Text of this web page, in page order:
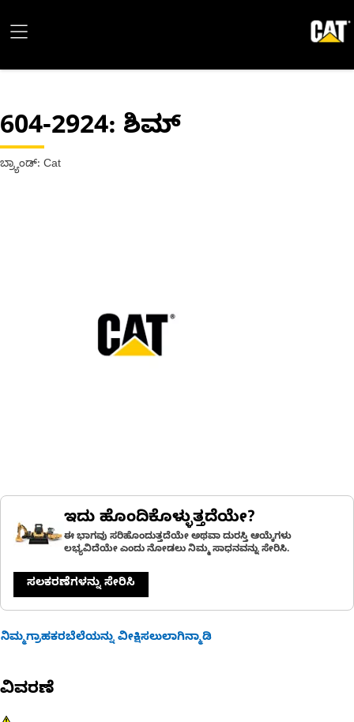
604-2924: ಶಿಮ್
ಬ್ರ್ಯಾಂಡ್: Cat
ಇದು ಹೊಂದಿಕೊಳ್ಳುತ್ತದೆಯೇ?
ಈ ಭಾಗವು ಸರಿಹೊಂದುತ್ತದೆಯೇ ಅಥವಾ ದುರಸ್ತಿ ಆಯ್ಕೆಗಳು
ಲಭ್ಯವಿದೆಯೇ ಎಂದು ನೋಡಲು ನಿಮ್ಮ ಸಾಧನವನ್ನು ಸೇರಿಸಿ.
ಸಲಕರಣೆಗಳನ್ನು ಸೇರಿಸಿ
ನಿಮ್ಮಗ್ರಾಹಕರಬೆಲೆಯನ್ನು ವೀಕ್ಷಿಸಲುಲಾಗಿನ್ಮಾಡಿ
ವಿವರಣೆ